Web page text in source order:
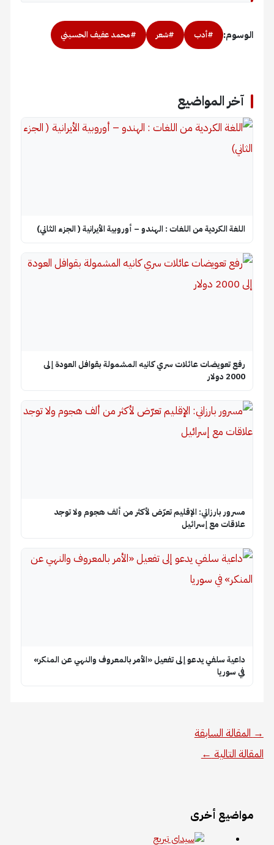
الوسوم: #أدب #شعر #محمد عفيف الحسيني
آخر المواضيع
اللغة الكردية من اللغات : الهندو – أوروبية الأيرانية ( الجزء الثاني)
رفع تعويضات عائلات سري كانيه المشمولة بقوافل العودة إلى
2000 دولار
مسرور بارزاني: الإقليم تعرّض لأكثر من ألف هجوم ولا توجد
علاقات مع إسرائيل
داعية سلفي يدعو إلى تفعيل «الأمر بالمعروف والنهي عن المنكر»
في سوريا
→ المقالة السابقة
المقالة التالية ←
مواضيع أخرى